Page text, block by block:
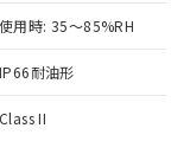
使用時: 35～85%RH
IP66耐油形
Class II
会結果は、
社内デー
であり、閲
および標
合などや
。
す。
門へお問
Cd(カドミウ
うち、外国
める商品
）を輸出
合は、日本
取引許